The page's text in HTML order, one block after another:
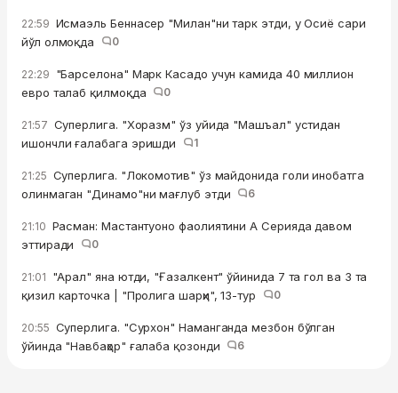
22:59 Исмаэль Беннасер "Милан"ни тарк этди, у Осиё сари
йўл олмоқда
0
22:29 "Барселона" Марк Касадо учун камида 40 миллион
евро талаб қилмоқда
0
21:57 Суперлига. "Хоразм" ўз уйида "Машъал" устидан
ишончли ғалабага эришди
1
21:25 Суперлига. "Локомотив" ўз майдонида голи инобатга
олинмаган "Динамо"ни мағлуб этди
6
21:10 Расман: Мастантуоно фаолиятини А Серияда давом
эттиради
0
21:01 "Арал" яна ютди, "Ғазалкент" ўйинида 7 та гол ва 3 та
қизил карточка | "Пролига шарҳи", 13-тур
0
20:55 Суперлига. "Сурхон" Наманганда мезбон бўлган
ўйинда "Навбаҳор" ғалаба қозонди
6